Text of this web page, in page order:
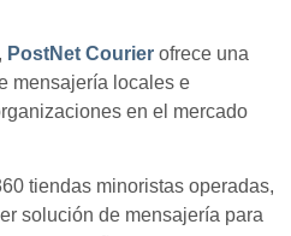
PostNet Courier ofrece una
mensajería locales e
en el mercado
​​tiendas minoristas operadas,
solución de mensajería para